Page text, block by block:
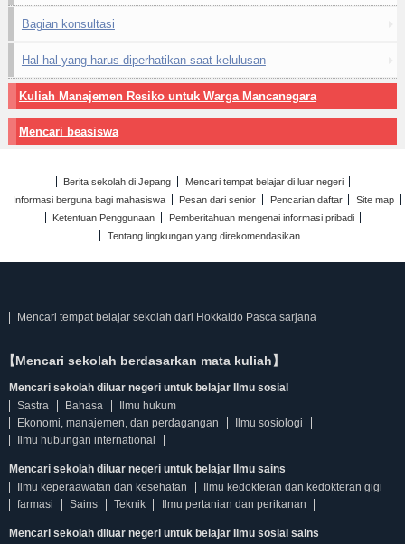
Bagian konsultasi
Hal-hal yang harus diperhatikan saat kelulusan
Kuliah Manajemen Resiko untuk Warga Mancanegara
Mencari beasiswa
Berita sekolah di Jepang
Mencari tempat belajar di luar negeri
Informasi berguna bagi mahasiswa
Pesan dari senior Pencarian daftar
Site map
Ketentuan Penggunaan
Pemberitahuan mengenai informasi pribadi
Tentang lingkungan yang direkomendasikan
Mencari tempat belajar sekolah dari Hokkaido Pasca sarjana
【Mencari sekolah berdasarkan mata kuliah】
Mencari sekolah diluar negeri untuk belajar Ilmu sosial
Sastra
Bahasa
Ilmu hukum
Ekonomi, manajemen, dan perdagangan
Ilmu sosiologi
Ilmu hubungan international
Mencari sekolah diluar negeri untuk belajar Ilmu sains
Ilmu keperaawatan dan kesehatan
Ilmu kedokteran dan kedokteran gigi
farmasi
Sains Teknik Ilmu pertanian dan perikanan
Mencari sekolah diluar negeri untuk belajar Ilmu sosial sains